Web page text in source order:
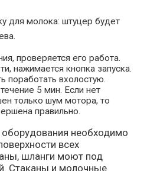
для молока: штуцер будет
проверяется его работа.
нажимается кнопка запуска.
поработать вхолостую.
5 мин. Если нет
только шум мотора, то
правильно.
необходимо
всех
шланги моют под
Стаканы и молочные